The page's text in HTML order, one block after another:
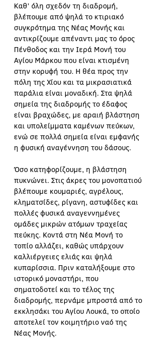
Καθ’ όλη σχεδόν τη διαδρομή,
βλέπουμε από ψηλά το κτιριακό
συγκρότημα της Νέας Μονής και
αντικρίζουμε απέναντι μας το όρος
Πένθοδος και την Ιερά Μονή του
Αγίου Μάρκου που είναι κτισμένη
στην κορυφή του. Η θέα προς την
πόλη της Χίου και τα μικρασιατικά
παράλια είναι μοναδική. Στα ψηλά
σημεία της διαδρομής το έδαφος
είναι βραχώδες, με αραιή βλάστηση
και υπολείμματα καμένων πεύκων,
ενώ σε πολλά σημεία είναι εμφανής
η φυσική αναγέννηση του δάσους.
Όσο κατηφορίζουμε, η βλάστηση
πυκνώνει. Στις άκρες του μονοπατιού
βλέπουμε κουμαριές, αγρέλους,
κληματσίδες, ρίγανη, αστυφίδες και
πολλές φυσικά αναγεννημένες
ομάδες μικρών ατόμων τραχείας
πεύκης. Κοντά στη Νέα Μονή το
τοπίο αλλάζει, καθώς υπάρχουν
καλλιέργειες ελιάς και ψηλά
κυπαρίσσια. Πριν καταλήξουμε στο
ιστορικό μοναστήρι, που
σηματοδοτεί και το τέλος της
διαδρομής, περνάμε μπροστά από το
εκκλησάκι του Αγίου Λουκά, το οποίο
αποτελεί τον κοιμητήριο ναό της
Νέας Μονής.